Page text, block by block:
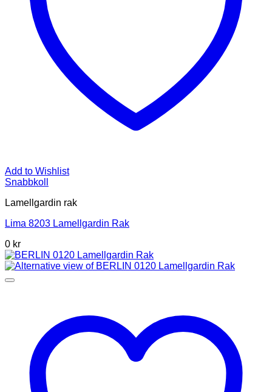
Add to Wishlist
Snabbkoll
Lamellgardin rak
Lima 8203 Lamellgardin Rak
0 kr